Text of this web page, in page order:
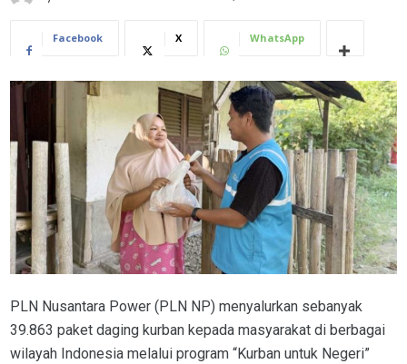
Facebook X WhatsApp
PLN Nusantara Power (PLN NP) menyalurkan sebanyak
39.863 paket daging kurban kepada masyarakat di berbagai
wilayah Indonesia melalui program “Kurban untuk Negeri”